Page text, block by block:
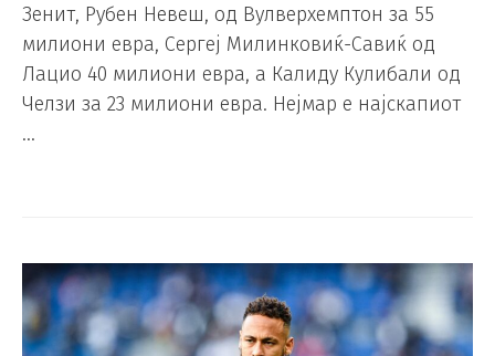
Зенит, Рубен Невеш, од Вулверхемптон за 55
милиони евра, Сергеј Милинковиќ-Савиќ од
Лацио 40 милиони евра, а Калиду Кулибали од
Челзи за 23 милиони евра. Нејмар е најскапиот
…